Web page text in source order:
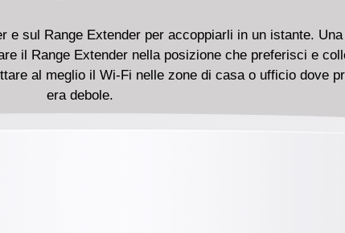
e sul Range Extender per accoppiarli in un istante.
il Range Extender nella posizione che preferisci e
al meglio il Wi-Fi nelle zone di casa o ufficio dove
era debole.